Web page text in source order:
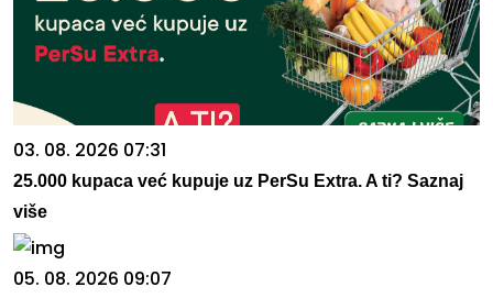
03. 08. 2026 07:31
25.000 kupaca već kupuje uz PerSu Extra. A ti? Saznaj
više
05. 08. 2026 09:07